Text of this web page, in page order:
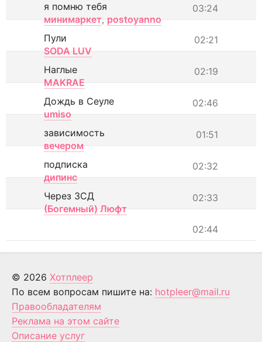
03:24
я помню тебя
минимаркет, postoyanno
02:21
Пули
SODA LUV
02:19
Наглые
MAKRAE
02:46
Дождь в Сеуле
umiso
01:51
зависимость
вечером
02:32
подписка
дипинс
02:33
Через ЗСД
(Богемный) Люфт
02:44
© 2026 Хотплеер
По всем вопросам пишите на: hotpleer@mail.ru
Правообладателям
Реклама на этом сайте
Описание услуг